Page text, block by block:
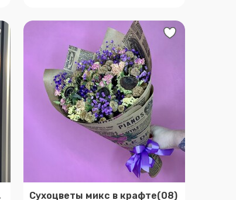
Сухоцветы микс в крафте(08)